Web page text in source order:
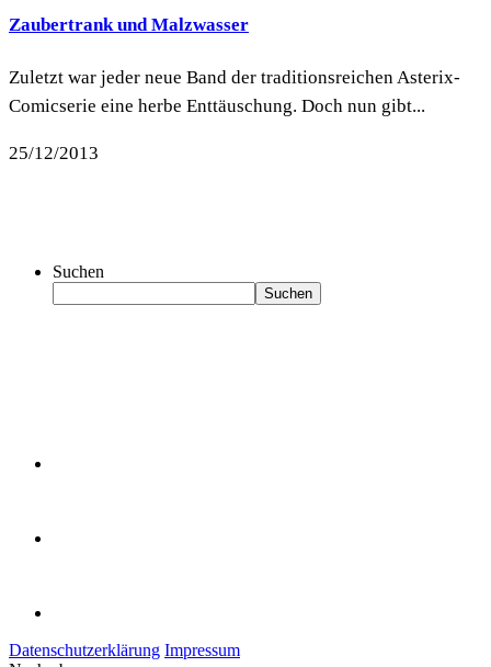
Zaubertrank und Malzwasser
Zuletzt war jeder neue Band der traditionsreichen Asterix-
Comicserie eine herbe Enttäuschung. Doch nun gibt...
25/12/2013
Suchen
Suchen
Datenschutzerklärung Impressum